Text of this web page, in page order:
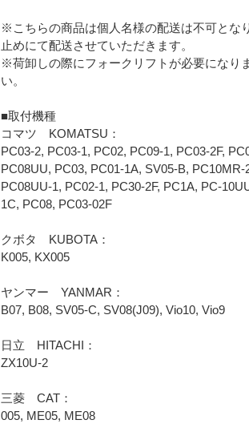
※こちらの商品は個人名様の配送は不可とな
止めにて配送させていただきます。
※荷卸しの際にフォークリフトが必要になり
い。
■取付機種
コマツ KOMATSU：
PC03-2, PC03-1, PC02, PC09-1, PC03-2F,
PC08UU, PC03, PC01-1A, SV05-B,
PC08UU-1, PC02-1, PC30-2F, PC1A, PC-
1C, PC08, PC03-02F
クボタ KUBOTA：
K005, KX005
ヤンマー YANMAR：
B07, B08, SV05-C, SV08(J09), Vio10, Vio9
日立 HITACHI：
ZX10U-2
三菱 CAT：
005, ME05, ME08